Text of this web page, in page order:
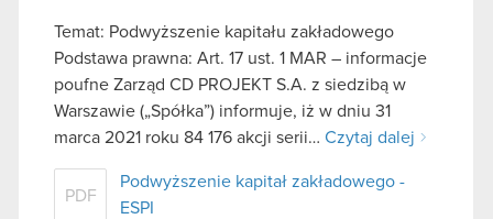
Temat: Podwyższenie kapitału zakładowego
Podstawa prawna: Art. 17 ust. 1 MAR – informacje
poufne Zarząd CD PROJEKT S.A. z siedzibą w
Warszawie („Spółka”) informuje, iż w dniu 31
marca 2021 roku 84 176 akcji serii… Czytaj dalej
PDF
Podwyższenie kapitał zakładowego -
ESPI